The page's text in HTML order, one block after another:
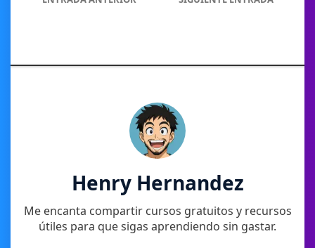
Henry Hernandez
Me encanta compartir cursos gratuitos y recursos
útiles para que sigas aprendiendo sin gastar.